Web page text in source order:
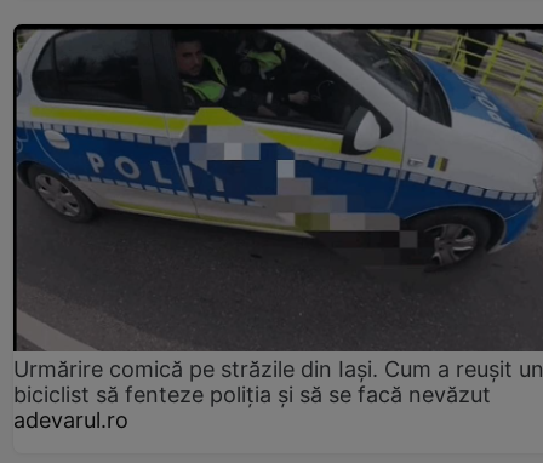
Urmărire comică pe străzile din Iași. Cum a reușit un
biciclist să fenteze poliția și să se facă nevăzut
adevarul.ro